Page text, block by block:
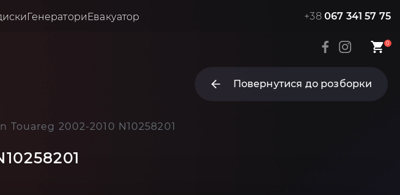
ГенераториЕвакуатор +38 067 341 57 75
0
Повернутися до розборки
2002-2010 N10258201